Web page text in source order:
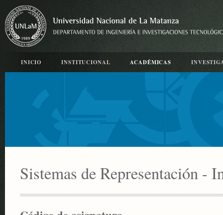
INICIO INSTITUCIONAL ACADÉMICAS
Sistemas de Representación -